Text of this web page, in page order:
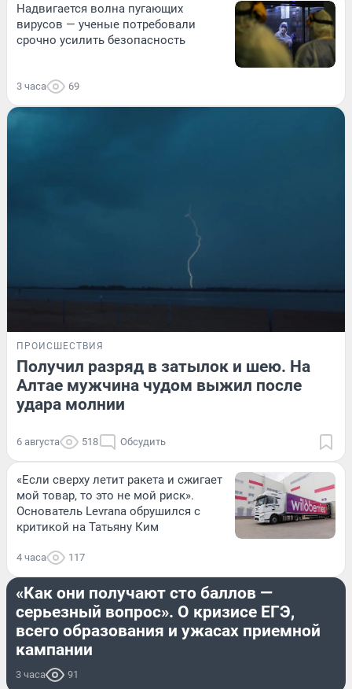
Надвигается волна пугающих
вирусов — ученые потребовали
срочно усилить безопасность
3 часа 69
ПРОИСШЕСТВИЯ
Получил разряд в затылок и шею. На
Алтае мужчина чудом выжил после
удара молнии
6 августа 518 Обсудить
«Если сверху летит ракета и сжигает
мой товар, то это не мой риск».
Основатель Levrana обрушился с
критикой на Татьяну Ким
4 часа 117
ОБРАЗОВАНИЕ
«Как они получают сто баллов —
серьезный вопрос». О кризисе ЕГЭ,
всего образования и ужасах приемной
кампании
3 часа 91